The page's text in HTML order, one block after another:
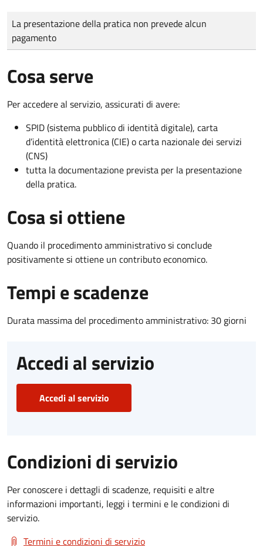
Tipo di pagamento
Importo
La presentazione della pratica non prevede alcun
pagamento
Cosa serve
Per accedere al servizio, assicurati di avere:
SPID (sistema pubblico di identità digitale), carta
d’identità elettronica (CIE) o carta nazionale dei servizi
(CNS)
tutta la documentazione prevista per la presentazione
della pratica.
Cosa si ottiene
Quando il procedimento amministrativo si conclude
positivamente si ottiene un contributo economico.
Tempi e scadenze
Durata massima del procedimento amministrativo: 30 giorni
Accedi al servizio
Accedi al servizio
Condizioni di servizio
Per conoscere i dettagli di scadenze, requisiti e altre
informazioni importanti, leggi i termini e le condizioni di
servizio.
Termini e condizioni di servizio